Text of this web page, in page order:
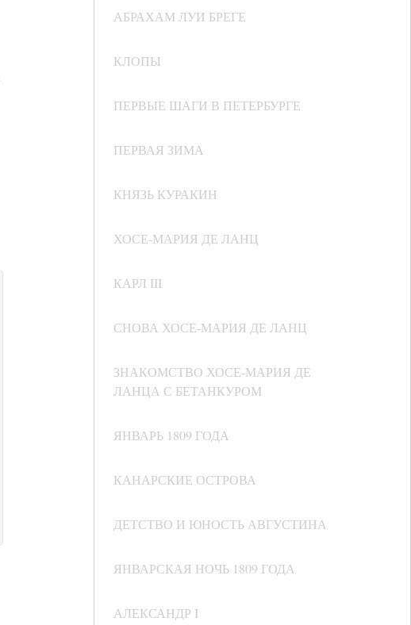
АБРАХАМ ЛУИ БРЕГЕ
КЛОПЫ
ПЕРВЫЕ ШАГИ В ПЕТЕРБУРГЕ
ПЕРВАЯ ЗИМА
КНЯЗЬ КУРАКИН
ХОСЕ-МАРИЯ ДЕ ЛАНЦ
КАРЛ III
СНОВА ХОСЕ-МАРИЯ ДЕ ЛАНЦ
ЗНАКОМСТВО ХОСЕ-МАРИЯ ДЕ
ЛАНЦА С БЕТАНКУРОМ
ЯНВАРЬ 1809 ГОДА
КАНАРСКИЕ ОСТРОВА
ДЕТСТВО И ЮНОСТЬ АВГУСТИНА
ЯНВАРСКАЯ НОЧЬ 1809 ГОДА
АЛЕКСАНДР I